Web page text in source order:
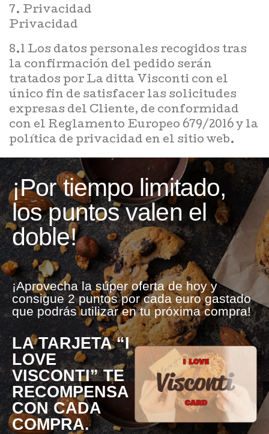
7. Privacidad
Privacidad
8.1 Los datos personales recogidos tras
la confirmación del pedido serán
tratados por La ditta Visconti con el
único fin de satisfacer las solicitudes
expresas del Cliente, de conformidad
con el Reglamento Europeo 679/2016 y la
política de privacidad en el sitio web.
LA TARJETA “I
LOVE
VISCONTI” TE
RECOMPENSA
CON CADA
COMPRA.
¡Por tiempo limitado,
los puntos valen el
doble!
¡Aprovecha la súper oferta de hoy y
consigue 2 puntos por cada euro gastado
que podrás utilizar en tu próxima compra!